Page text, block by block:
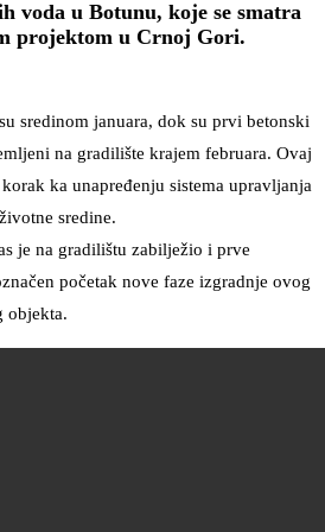
voda u Botunu, koje se smatra
projektom u Crnoj Gori.
sredinom januara, dok su prvi betonski
na gradilište krajem februara. Ovaj
ka unapređenju sistema upravljanja
sredine.
je na gradilištu zabilježio i prve
početak nove faze izgradnje ovog
objekta.